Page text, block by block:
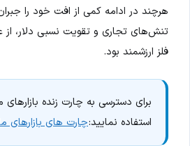
هرچند در ادامه کمی از افت خود را
تنش‌های تجاری و تقویت نسبی دلار، از
فلز ارزشمند بود.
برای دسترسی به چارت زنده بازارهای
استفاده نمایید:چارت های بازارهای